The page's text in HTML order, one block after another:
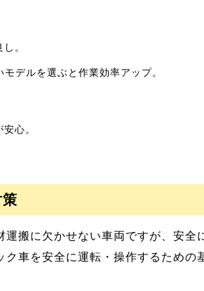
。
デルを選ぶと作業効率アップ。
心。
搬に欠かせない車両ですが、安全
車を安全に運転・操作するための